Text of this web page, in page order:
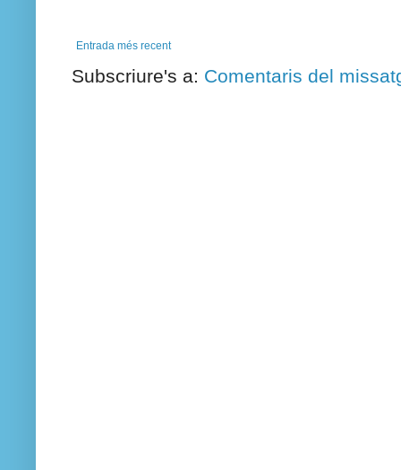
Entrada més recent
Subscriure's a: Comentaris del